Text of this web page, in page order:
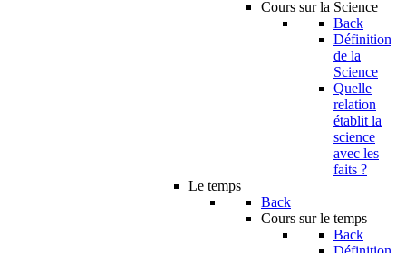
Cours sur la Science
Back
Définition
de la
Science
Quelle
relation
établit la
science
avec les
faits ?
Le temps
Back
Cours sur le temps
Back